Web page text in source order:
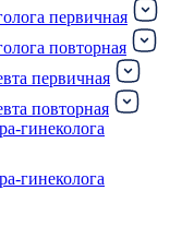
первичная
повторная
первичная
повторная
гинеколога
гинеколога